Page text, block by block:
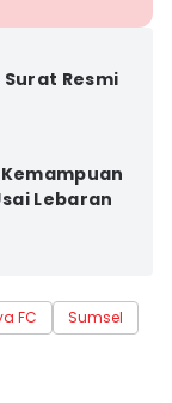
Resmi
Lebaran
FC
Sumsel